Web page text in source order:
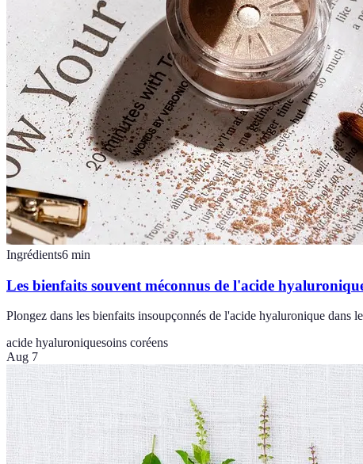
Ingrédients6 min
Les bienfaits souvent méconnus de l'acide
Plongez dans les bienfaits insoupçonnés de l'acide hyaluronique dans
acide hyaluroniquesoins coréens
Aug 7